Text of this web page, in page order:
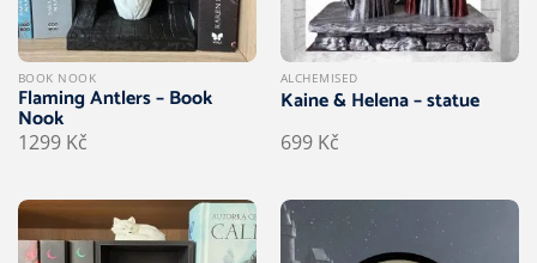
BOOK NOOK
Flaming Antlers – Book
Nook
1299 Kč
ALCHEMISED
Kaine & Helena – statue
699 Kč